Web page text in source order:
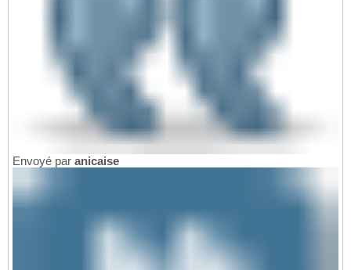
Envoyé par anicaise